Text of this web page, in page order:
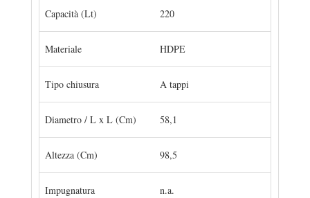
Capacità (Lt) 220
Materiale HDPE
Tipo chiusura A tappi
Diametro / L x L (Cm) 58,1
Altezza (Cm) 98,5
Impugnatura n.a.